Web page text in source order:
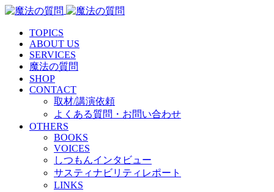
TOPICS
ABOUT US
SERVICES
魔法の質問
SHOP
CONTACT
取材/講演依頼
よくある質問・お問い合わせ
OTHERS
BOOKS
VOICES
しつもんインタビュー
サスティナビリティレポート
LINKS